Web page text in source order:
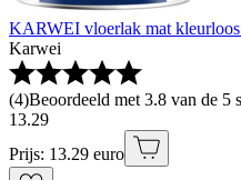
KARWEI vloerlak mat
Karwei
(4)Beoordeeld met 3.8 van de 5
13.29
Prijs: 13.29 euro